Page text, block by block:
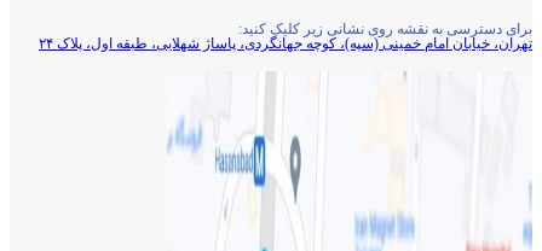
برای دسترسی به نقشه روی نشانی زیر کلیک کنید:
تهران، خیابان امام خمینی (سپه)، کوچه جهانگردی،‌ پاساژ شهلایی، طبقه اول، پلاک ۲۴